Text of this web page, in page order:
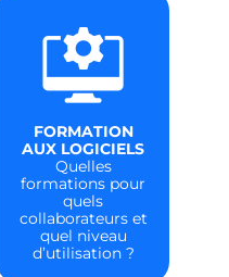
FORMATION
AUX LOGICIELS
Quelles
formations pour
quels
collaborateurs et
quel niveau
d’utilisation ?